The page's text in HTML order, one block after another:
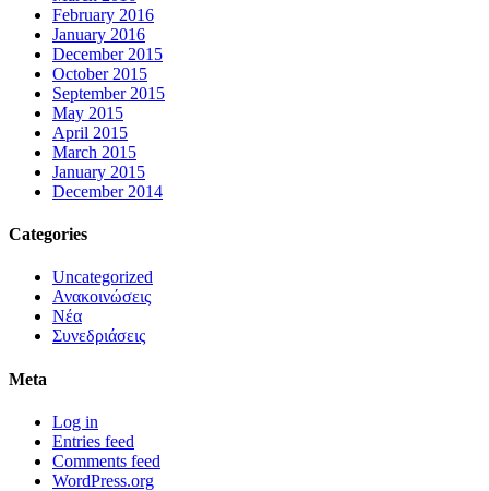
February 2016
January 2016
December 2015
October 2015
September 2015
May 2015
April 2015
March 2015
January 2015
December 2014
Categories
Uncategorized
Ανακοινώσεις
Νέα
Συνεδριάσεις
Meta
Log in
Entries feed
Comments feed
WordPress.org